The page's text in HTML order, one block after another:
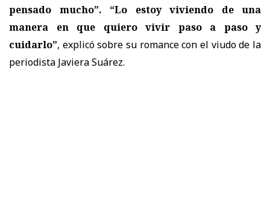
pensado mucho”. “Lo estoy viviendo de una
manera en que quiero vivir paso a paso y
cuidarlo”, explicó sobre su romance con el viudo de la
periodista Javiera Suárez.